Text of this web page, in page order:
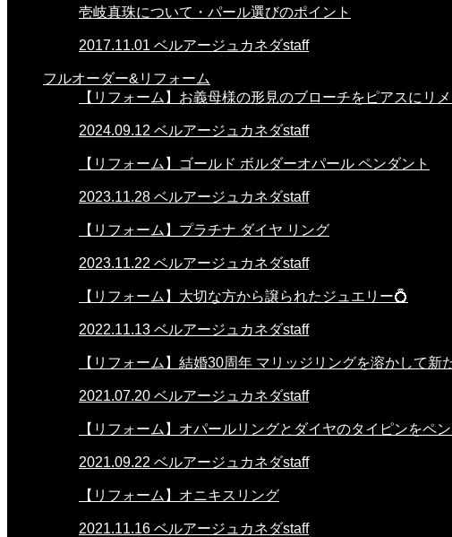
壱岐真珠について・パール選びのポイント
2017.11.01 ベルアージュカネダstaff
フルオーダー&リフォーム
【リフォーム】お義母様の形見のブローチをピアスにリ
2024.09.12 ベルアージュカネダstaff
【リフォーム】ゴールド ボルダーオパール ペンダント
2023.11.28 ベルアージュカネダstaff
【リフォーム】プラチナ ダイヤ リング
2023.11.22 ベルアージュカネダstaff
【リフォーム】大切な方から譲られたジュエリー💍
2022.11.13 ベルアージュカネダstaff
【リフォーム】結婚30周年 マリッジリングを溶かして新
2021.07.20 ベルアージュカネダstaff
【リフォーム】オパールリングとダイヤのタイピンをペ
2021.09.22 ベルアージュカネダstaff
【リフォーム】オニキスリング
2021.11.16 ベルアージュカネダstaff